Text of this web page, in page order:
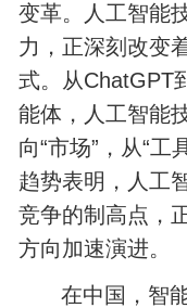
变革。人工智能
力，正深刻改变
式。从ChatGPT
能体，人工智能
向“市场”，从“工
趋势表明，人工
竞争的制高点，
方向加速演进。
在中国，智